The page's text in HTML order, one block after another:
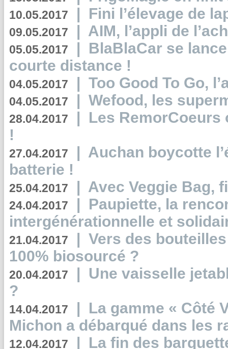
10.05.2017 | Fini l’élevage de
09.05.2017 | AIM, l’appli de
05.05.2017 | BlaBlaCar se
courte distance !
04.05.2017 | Too Good To Go,
04.05.2017 | Wefood, les
28.04.2017 | Les RemorCoeurs
!
27.04.2017 | Auchan boycotte
batterie !
25.04.2017 | Avec Veggie Bag,
24.04.2017 | Paupiette, la
intergénérationnelle et
21.04.2017 | Vers des
100% biosourcé ?
20.04.2017 | Une vaisselle
?
14.04.2017 | La gamme « Côté
Michon a débarqué dans les
12.04.2017 | La fin des